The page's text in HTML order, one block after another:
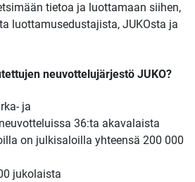
tietoa ja luottamaan siihen,
luottamusedustajista, JUKOsta ja
neuvottelujärjestö JUKO?
ja
36:ta akavalaista
on julkisaloilla yhteensä 200 000
jukolaista